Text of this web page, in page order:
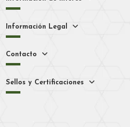
Información Legal
Contacto
Sellos y Certificaciones